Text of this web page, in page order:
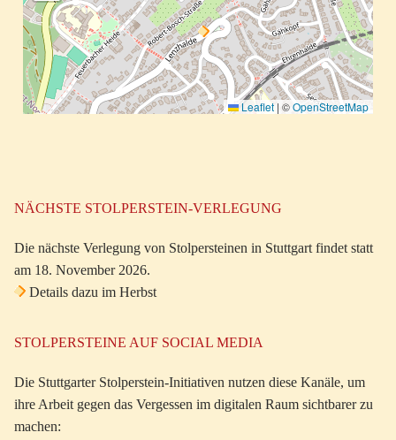
Leaflet | ©OpenStreetMap
NÄCHSTE STOLPERSTEIN-VERLEGUNG
Die nächste Verlegung von Stolpersteinen in Stuttgart findet statt
am 18. November 2026.
Details dazu im Herbst
STOLPERSTEINE AUF SOCIAL MEDIA
Die Stuttgarter Stolperstein-Initiativen nutzen diese Kanäle, um
ihre Arbeit gegen das Vergessen im digitalen Raum sichtbarer zu
machen: